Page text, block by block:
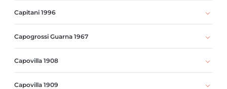
Capitani 1996
Capogrossi Guarna 1967
Capovilla 1908
Capovilla 1909